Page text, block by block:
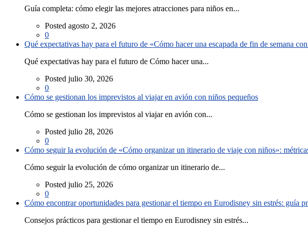
Guía completa: cómo elegir las mejores atracciones para niños en...
Posted agosto 2, 2026
0
Qué expectativas hay para el futuro de «Cómo hacer una escapada de fin de semana
Qué expectativas hay para el futuro de Cómo hacer una...
Posted julio 30, 2026
0
Cómo se gestionan los imprevistos al viajar en avión con niños pequeños
Cómo se gestionan los imprevistos al viajar en avión con...
Posted julio 28, 2026
0
Cómo seguir la evolución de «Cómo organizar un itinerario de viaje con niños»:
Cómo seguir la evolución de cómo organizar un itinerario de...
Posted julio 25, 2026
0
Cómo encontrar oportunidades para gestionar el tiempo en Eurodisney sin estrés: guía
Consejos prácticos para gestionar el tiempo en Eurodisney sin estrés...